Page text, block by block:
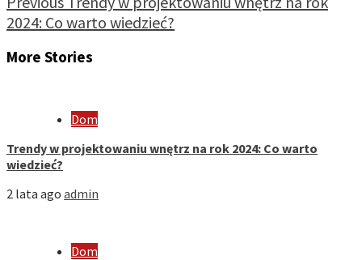
2024: Co warto wiedzieć?
More Stories
Dom
Trendy w projektowaniu wnętrz na rok 2024: Co warto
wiedzieć?
2 lata ago admin
Dom